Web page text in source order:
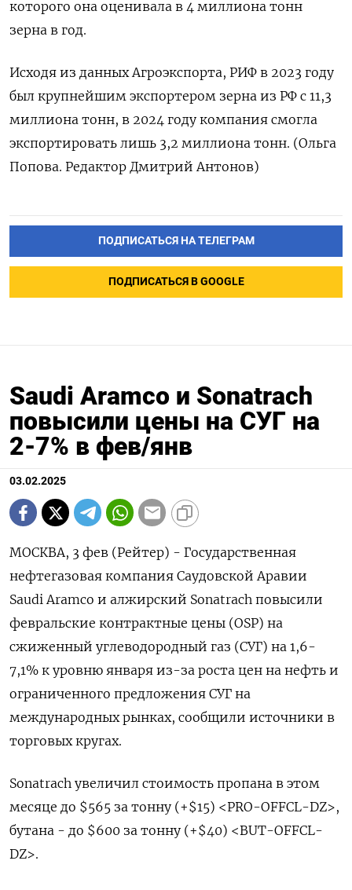
которого она оценивала в 4 миллиона тонн
зерна в год.
Исходя из данных Агроэкспорта, РИФ в 2023 году
был крупнейшим экспортером зерна из РФ с 11,3
миллиона тонн, в 2024 году компания смогла
экспортировать лишь 3,2 миллиона тонн. (Ольга
Попова. Редактор Дмитрий Антонов)
ПОДПИСАТЬСЯ НА ТЕЛЕГРАМ
ПОДПИСАТЬСЯ В GOOGLE
Saudi Aramco и Sonatrach
повысили цены на СУГ на
2-7% в фев/янв
03.02.2025
МОСКВА, 3 фев (Рейтер) - Государственная
нефтегазовая компания Саудовской Аравии
Saudi Aramco и алжирский Sonatrach повысили
февральские контрактные цены (OSP) на
сжиженный углеводородный газ (СУГ) на 1,6-
7,1% к уровню января из-за роста цен на нефть и
ограниченного предложения СУГ на
международных рынках, сообщили источники в
торговых кругах.
Sonatrach увеличил стоимость пропана в этом
месяце до $565 за тонну (+$15) <PRO-OFFCL-DZ>,
бутана - до $600 за тонну (+$40) <BUT-OFFCL-
DZ>.